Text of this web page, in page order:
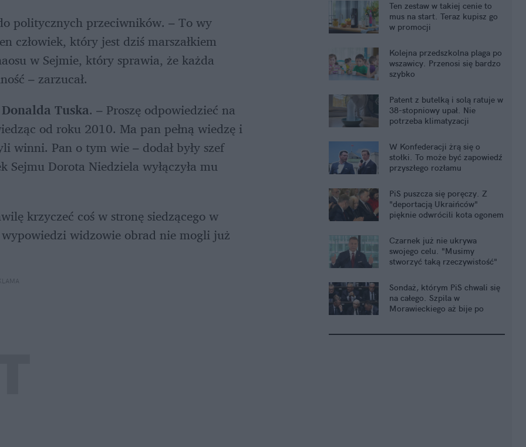
politycznych przeciwników. – To wy
człowiek, który jest dziś marszałkiem
w Sejmie, który sprawia, że każda
– zarzucał.
Donalda Tuska. – Proszę odpowiedzieć na
od roku 2010. Ma pan pełną wiedzę i
winni. Pan o tym wie – dodał były szef
Sejmu Dorota Niedziela wyłączyła mu
krzyczeć coś w stronę siedzącego w
widzowie obrad nie mogli już
Ten zestaw w takiej cenie to
mus na start. Teraz kupisz go
w promocji
Kolejna przedszkolna plaga po
wszawicy. Przenosi się bardzo
szybko
Patent z butelką i solą ratuje w
38-stopniowy upał. Nie
potrzeba klimatyzacji
W Konfederacji żrą się o
stołki. To może być zapowiedź
przyszłego rozłamu
PiS puszcza się poręczy. Z
"deportacją Ukraińców"
pięknie odwrócili kota ogonem
Czarnek już nie ukrywa
swojego celu. "Musimy
stworzyć taką rzeczywistość"
Sondaż, którym PiS chwali się
na całego. Szpila w
Morawieckiego aż bije po